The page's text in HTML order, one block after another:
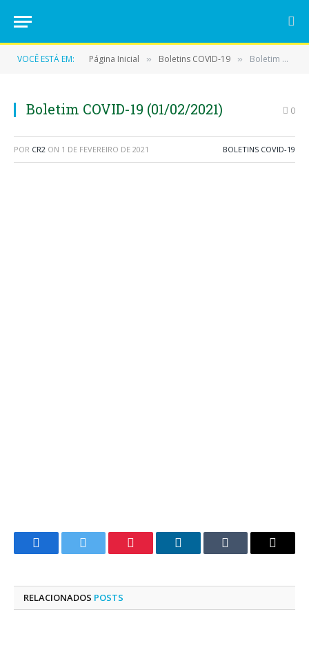
VOCÊ ESTÁ EM: Página Inicial » Boletins COVID-19 » Boletim COVID-19 (01/02/2021)
Boletim COVID-19 (01/02/2021) 0
POR CR2 ON 1 DE FEVEREIRO DE 2021 BOLETINS COVID-19
FacebookTwitter Pinterest LinkedInTumblr
E-
RELACIONADOS POSTS